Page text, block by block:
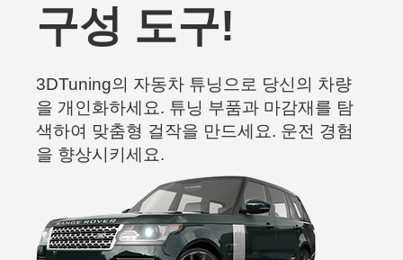
구성 도구!
3DTuning의 자동차 튜닝으로 당신의 차량
을 개인화하세요. 튜닝 부품과 마감재를 탐
색하여 맞춤형 걸작을 만드세요. 운전 경험
을 향상시키세요.